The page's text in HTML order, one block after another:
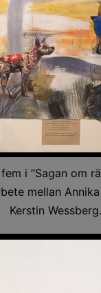
i ”Sagan om
mellan
Kerstin Wessberg.